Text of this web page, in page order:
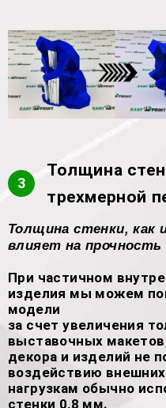
3
Толщина
трехмерной
Толщина стенки, как
влияет на прочность
При частичном
изделия мы можем
модели
за счет увеличения
выставочных
декора и изделий не
воздействию
нагрузкам обычно
стенки 0,8 мм.